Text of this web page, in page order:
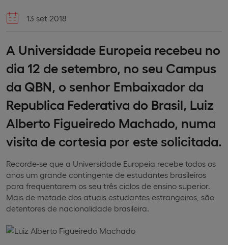
13 set 2018
A Universidade Europeia recebeu no
dia 12 de setembro, no seu Campus
da QBN, o senhor Embaixador da
Republica Federativa do Brasil, Luiz
Alberto Figueiredo Machado, numa
visita de cortesia por este solicitada.
Recorde-se que a Universidade Europeia recebe todos os
anos um grande contingente de estudantes brasileiros
para frequentarem os seu três ciclos de ensino superior.
Mais de metade dos atuais estudantes estrangeiros, são
detentores de nacionalidade brasileira.